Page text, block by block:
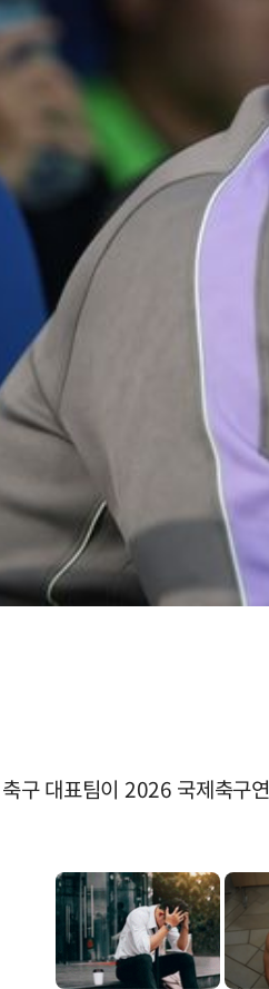
구 대표팀이 2026 국제축